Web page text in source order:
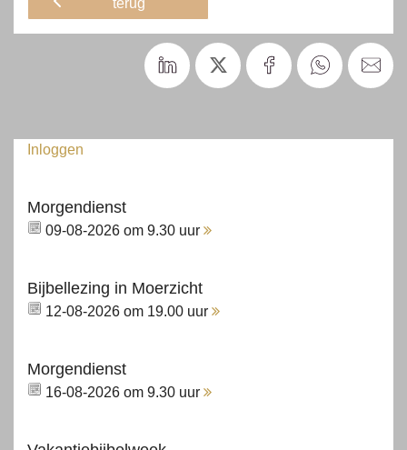
Inloggen
Morgendienst
09-08-2026 om 9.30 uur
Bijbellezing in Moerzicht
12-08-2026 om 19.00 uur
Morgendienst
16-08-2026 om 9.30 uur